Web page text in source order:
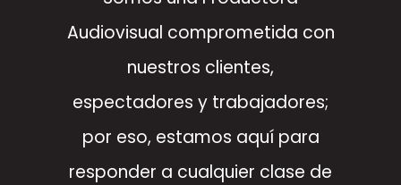
Audiovisual comprometida con
nuestros clientes,
espectadores y trabajadores;
por eso, estamos aquí para
responder a cualquier clase de